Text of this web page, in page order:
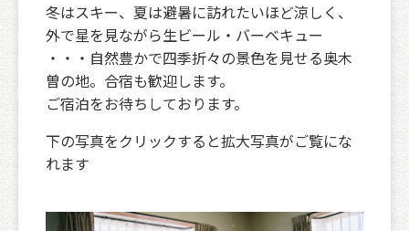
冬はスキー、夏は避暑に訪れたいほど涼しく、
外で星を見ながら生ビール・バーベキュー
・・・自然豊かで四季折々の景色を見せる奥木
曽の地。合宿も歓迎します。
ご宿泊をお待ちしております。
下の写真をクリックすると拡大写真がご覧にな
れます